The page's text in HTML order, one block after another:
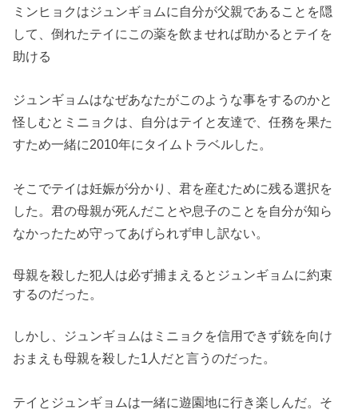
ミンヒョクはジュンギョムに自分が父親であることを隠
して、倒れたテイにこの薬を飲ませれば助かるとテイを
助ける
ジュンギョムはなぜあなたがこのような事をするのかと
怪しむとミ ニョクは、自分はテイと友達で、任務を果た
すため一緒に2010年にタイムトラベルした。
そこでテイは妊娠が分かり、君を産むために残る選択を
した。 君の母親が死んだことや息子のことを自分が知ら
なかったため守ってあげられず申し訳ない。
母親を殺した犯人は必ず捕まえるとジュンギョムに約束
するのだった。
しかし、 ジュンギョムはミニョクを信用できず銃を向け
おまえも母親を殺した1人だと言うのだった。
テイとジュンギョムは一緒に遊園地に行き楽しんだ。 そ